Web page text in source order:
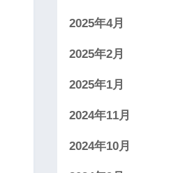
2025年4月
2025年2月
2025年1月
2024年11月
2024年10月